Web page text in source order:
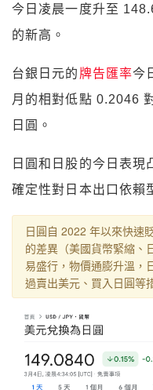
今日凌晨一度升至
的新高。
台銀日元的 牌告匯率今
月的相對低點 0.2046
日圓。
日圓和日股的今日表現
確定性對日本出口依賴
日圓自 2022 年以來快速
的差異（美國貨幣緊縮、
易盛行，物價通膨升溫，
過賣出美元、買入日圓等